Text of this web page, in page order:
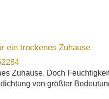
ein trockenes Zuhause
Zuhause. Doch
von größter